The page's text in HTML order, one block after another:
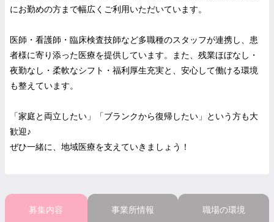
にお勤めの方まで幅広くご利用いただいています。
医師・看護師・臨床検査技師など多職種のスタッフが連携し、患
者様に寄り添った医療を提供しています。また、残業ほぼなし・
夜勤なし・柔軟なシフト・福利厚生充実と、安心して働ける環境
も整えています。
「家庭と両立したい」「ブランクから復帰したい」という方も大
歓迎♪
ぜひ一緒に、地域医療を支えていきましょう！
募集内容 事業所情報 職場の環境